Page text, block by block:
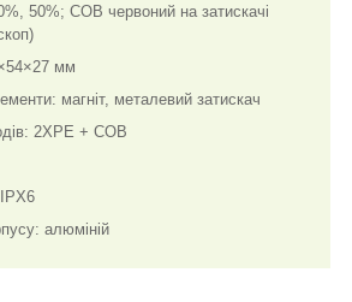
50%; COB червоний на затискачі
мм
магніт, металевий затискач
2XPE + COB
алюміній